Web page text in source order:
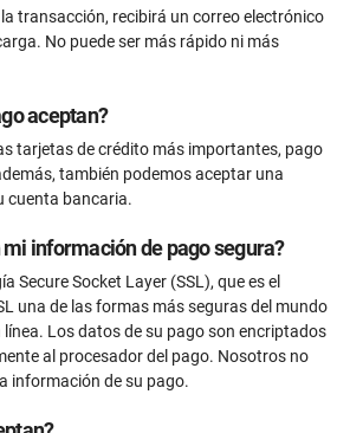
en video (En Inglés)
correo electrónico
con un experto en ISO
(documentos completos)
formación en concienciación sobre
Inglés)
a la auditoría
transacción, recibirá un correo electrónico
No puede ser más rápido ni más
aceptan?
tarjetas de crédito más importantes, pago
también podemos aceptar una
cuenta bancaria.
información de pago segura?
Secure Socket Layer (SSL), que es el
una de las formas más seguras del mundo
Los datos de su pago son encriptados
al procesador del pago. Nosotros no
información de su pago.